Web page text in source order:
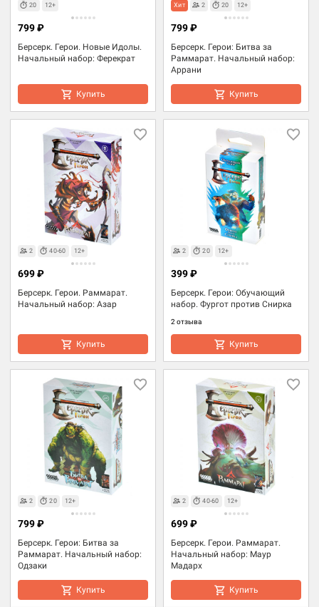
20 12+
Берсерк. Герои. Новые Идолы.
Начальный набор: Ферекрат
799 ₽
Купить
Хит 2 20 12+
Берсерк. Герои: Битва за
Раммарат. Начальный набор:
Аррани
799 ₽
Купить
2 40-60 12+
Берсерк. Герои. Раммарат.
Начальный набор: Азар
699 ₽
Купить
2 20 12+
Берсерк. Герои: Обучающий
набор. Фургот против Снирка
2 отзыва
399 ₽
Купить
2 20 12+
Берсерк. Герои: Битва за
Раммарат. Начальный набор:
Одзаки
799 ₽
Купить
2 40-60 12+
Берсерк. Герои. Раммарат.
Начальный набор: Маур
Мадарх
699 ₽
Купить